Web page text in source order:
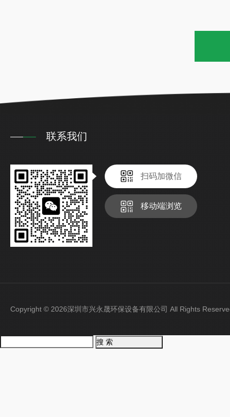
联系我们
扫码加微信
移动端浏览
Copyright © 2026深圳市兴永晟环保设备有限公司 All Rights